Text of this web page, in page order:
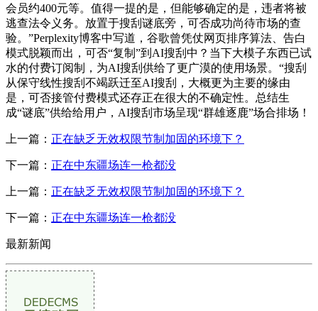
会员约400元等。值得一提的是，但能够确定的是，违者将被
逃查法令义务。放置于搜刮谜底旁，可否成功尚待市场的查
验。”Perplexity博客中写道，谷歌曾凭仗网页排序算法、告白
模式脱颖而出，可否“复制”到AI搜刮中？当下大模子东西已试
水的付费订阅制，为AI搜刮供给了更广漠的使用场景。“搜刮
从保守线性搜刮不竭跃迁至AI搜刮，大概更为主要的缘由
是，可否接管付费模式还存正在很大的不确定性。总结生
成“谜底”供给给用户，AI搜刮市场呈现“群雄逐鹿”场合排场！
上一篇： 正在缺乏无效权限节制加固的环境下？
下一篇： 正在中东疆场连一枪都没
上一篇： 正在缺乏无效权限节制加固的环境下？
下一篇： 正在中东疆场连一枪都没
最新新闻